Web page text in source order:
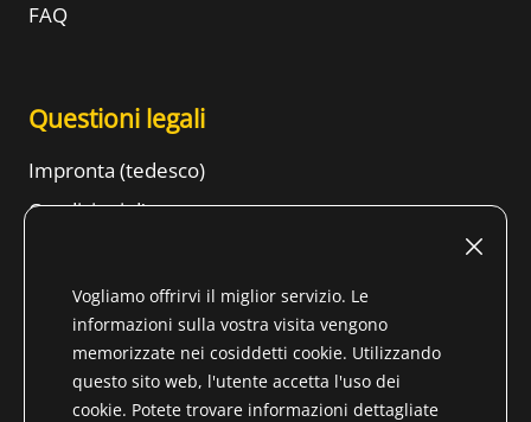
FAQ
Questioni legali
Impronta (tedesco)
Condizioni d'uso
CONDIZIONI GENERALI DI CONTRATTO
Informazioni sulla protezione dei dati
Tenore
Vogliamo offrirvi il miglior servizio. Le
informazioni sulla vostra visita vengono
memorizzate nei cosiddetti cookie. Utilizzando
questo sito web, l'utente accetta l'uso dei
cookie. Potete trovare informazioni dettagliate